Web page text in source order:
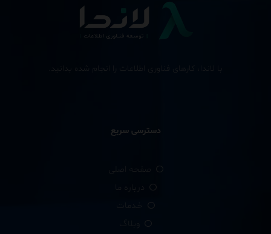
با لاندا، کارهای فناوری اطلاعات را انجام شده بدانید.
دسترسی سریع
صفحه اصلی